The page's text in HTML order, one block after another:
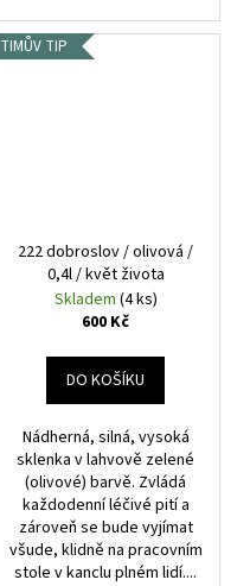
TIMŮV TIP
222 dobroslov / olivová /
0,4l / květ života
Skladem (4 ks)
600 Kč
DO KOŠÍKU
Nádherná, silná, vysoká
sklenka v lahvově zelené
(olivové) barvě. Zvládá
každodenní léčivé pití a
zároveň se bude vyjímat
všude, klidně na pracovním
stole v kanclu plném lidí....